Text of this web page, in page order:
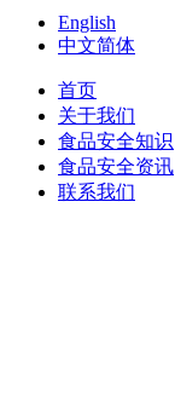
English
中文简体
首页
关于我们
食品安全知识
食品安全资讯
联系我们